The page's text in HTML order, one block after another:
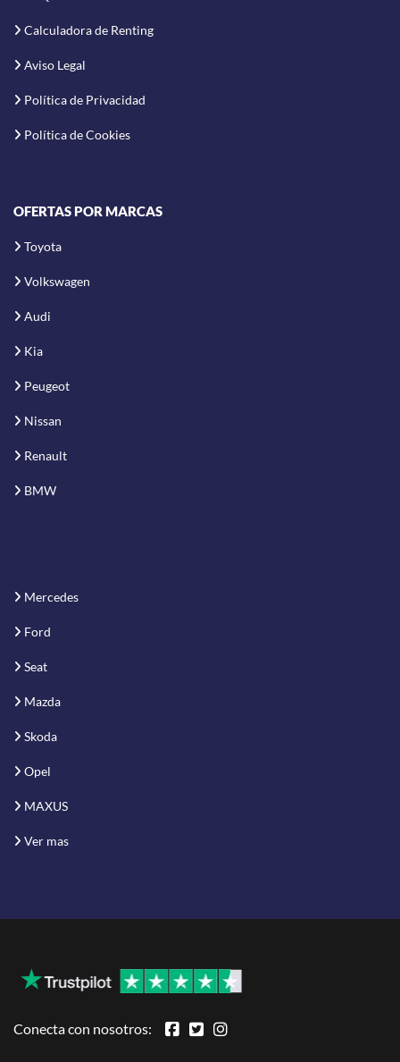
Calculadora de Renting
Aviso Legal
Política de Privacidad
Política de Cookies
OFERTAS POR MARCAS
Toyota
Volkswagen
Audi
Kia
Peugeot
Nissan
Renault
BMW
Mercedes
Ford
Seat
Mazda
Skoda
Opel
MAXUS
Ver mas
Conecta con nosotros: